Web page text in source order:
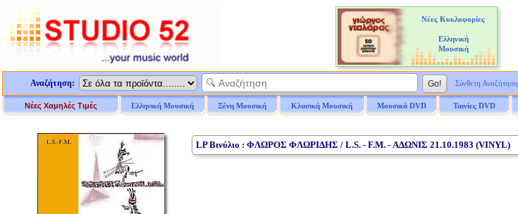
Νέες Κυκλοφορίες
Ελληνική
Μουσική
Αναζήτηση: Σύνθετη Αναζήτηση
Νέες Χαμηλές Τιμές Ελληνική Μουσική Ξένη Μουσική Κλασική Μουσική Μουσικά DVD Ταινίες DVD
LP Βινύλιο : ΦΛΩΡΟΣ ΦΛΩΡΙΔΗΣ / L.S. - F.M. - ΑΔΩΝΙΣ 21.10.1983 (VINYL)